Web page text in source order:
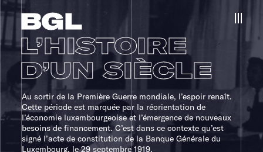
L’HISTOIRE
D’UN SIÈCLE
Au sortir de la Première Guerre mondiale, l’espoir renaît.
Cette période est marquée par la réorientation de
l’économie luxembourgeoise et l’émergence de nouveaux
besoins de financement. C’est dans ce contexte qu’est
signé l’acte de constitution de la Banque Générale du
Luxembourg, le 29 septembre 1919.